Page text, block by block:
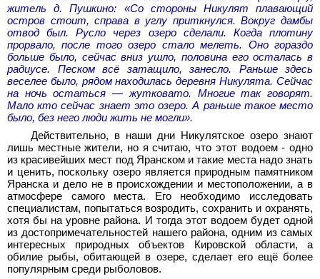
житель д. Пушкино: «Со стороны Никулят плавающий
остров стоит, справа в углу приткнулся. Вокруг дамбы
отвод был. Русло через озеро сделали. Когда плотину
прорвало, после того озеро стало мелеть. Оно гораздо
больше было, сейчас вниз ушло, половина его осталась в
радиусе. Песком всё затащило, занесло. Раньше здесь
веселее было, рядом находилась деревня Никулята. Сейчас
на ночь остаться — жутковато. Многие так говорят.
Мало кто сейчас знает это озеро. А раньше такое место
было, без него люди жить не могли».
Действительно, в наши дни Никулятское озеро знают
лишь местные жители, но я считаю, что этот водоем - одно
из красивейших мест под Яранском и такие места надо знать
и ценить, поскольку озеро является природным памятником
Яранска и дело не в происхождении и местоположении, а в
атмосфере самого места. Его необходимо исследовать
специалистам, попытаться возродить, сохранить и охранять,
хотя бы на уровне района. И тогда этот водоем будет одной
из достопримечательностей нашего района, одним из самых
интересных природных объектов Кировской области, а
обилие рыбы, обитающей в озере, сделает его ещё более
популярным среди рыболовов.